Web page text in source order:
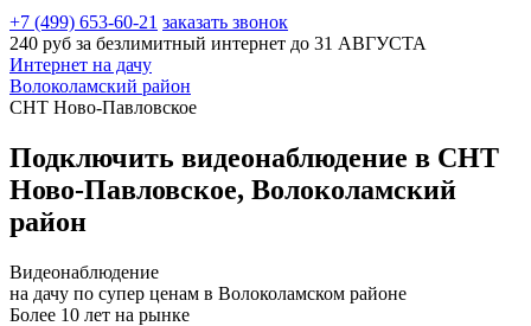
+7 (499) 653-60-21 заказать звонок
240 руб за безлимитный интернет до 31 АВГУСТА
Интернет на дачу
Волоколамский район
СНТ Ново-Павловское
Подключить видеонаблюдение в СНТ
Ново-Павловское, Волоколамский
район
Видеонаблюдение
на дачу по супер ценам в Волоколамском районе
Более 10 лет на рынке